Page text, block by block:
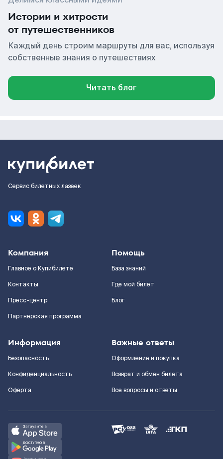
Истории и хитрости
от путешественников
Каждый день строим маршруты для вас, используя
собственные знания о путешествиях
Читать блог
Сервис билетных лазеек
Компания
Главное о Купибилете
Контакты
Пресс-центр
Партнерская программа
Помощь
База знаний
Где мой билет
Блог
Информация
Безопасность
Конфиденциальность
Оферта
Важные ответы
Оформление и покупка
Возврат и обмен билета
Все вопросы и ответы